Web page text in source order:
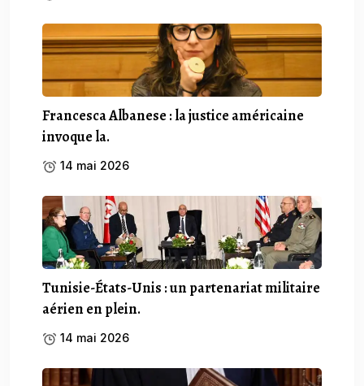
Francesca Albanese : la justice américaine
invoque la.
14 mai 2026
Tunisie-États-Unis : un partenariat militaire
aérien en plein.
14 mai 2026